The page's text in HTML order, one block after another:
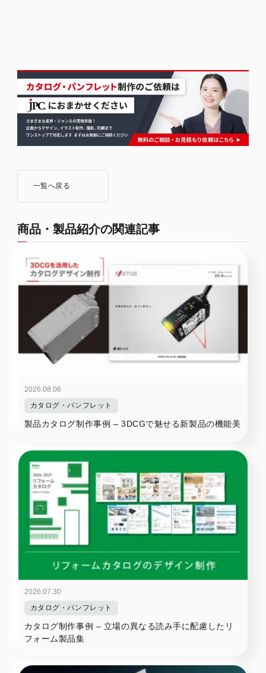
一覧へ戻る
商品・製品紹介の関連記事
2026.08.06
カタログ・パンフレット
製品カタログ制作事例 – 3DCGで魅せる新製品の機能美
2026.07.30
カタログ・パンフレット
カタログ制作事例 – 立場の異なる読み手に配慮したリ
フォーム製品集